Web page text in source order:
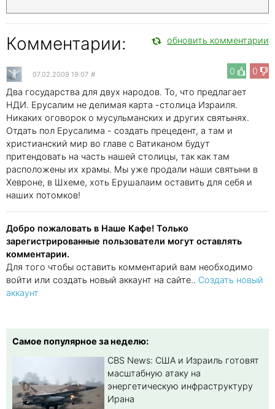
Комментарии: обновить комментарии
0 0
07.02.2009 19:07 #
Два государства для двух народов. То, что предлагает
НДИ. Ерусалим не делимая карта -столица Израиля.
Никаких оговорок о мусульманских и других святынях.
Отдать пол Ерусалима - создать прецедент, а там и
христианский мир во главе с Ватиканом будут
притендовать на часть нашей столицы, так как там
расположены их храмы. Мы уже продали наши святыни в
Хевроне, в Шхеме, хоть Ерушалаим оставить для себя и
наших потомков!
Добро пожаловать в Наше Кафе! Только
зарегистрированные пользователи могут оставлять
комментарии.
Для того чтобы оставить комментарий вам необходимо
войти или создать новый аккаунт на сайте.. Создать новый
аккаунт
Самое популярное за неделю:
CBS News: США и Израиль готовят
масштабную атаку на
энергетическую инфраструктуру
Ирана